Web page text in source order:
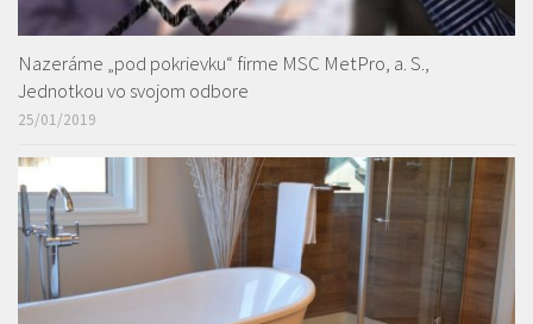
Nazeráme „pod pokrievku“ firme MSC MetPro, a. S.,
Jednotkou vo svojom odbore
25/01/2019